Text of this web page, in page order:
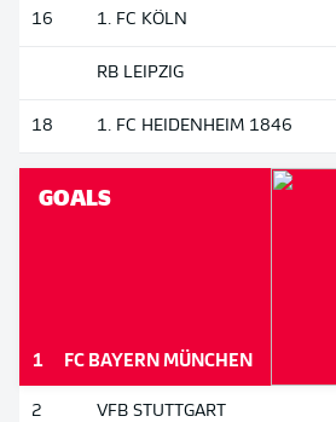
GOALS
1 FC BAYERN MÜNCHEN
2 VFB STUTTGART
16 1. FC KÖLN
RB LEIPZIG
18 1. FC HEIDENHEIM 1846